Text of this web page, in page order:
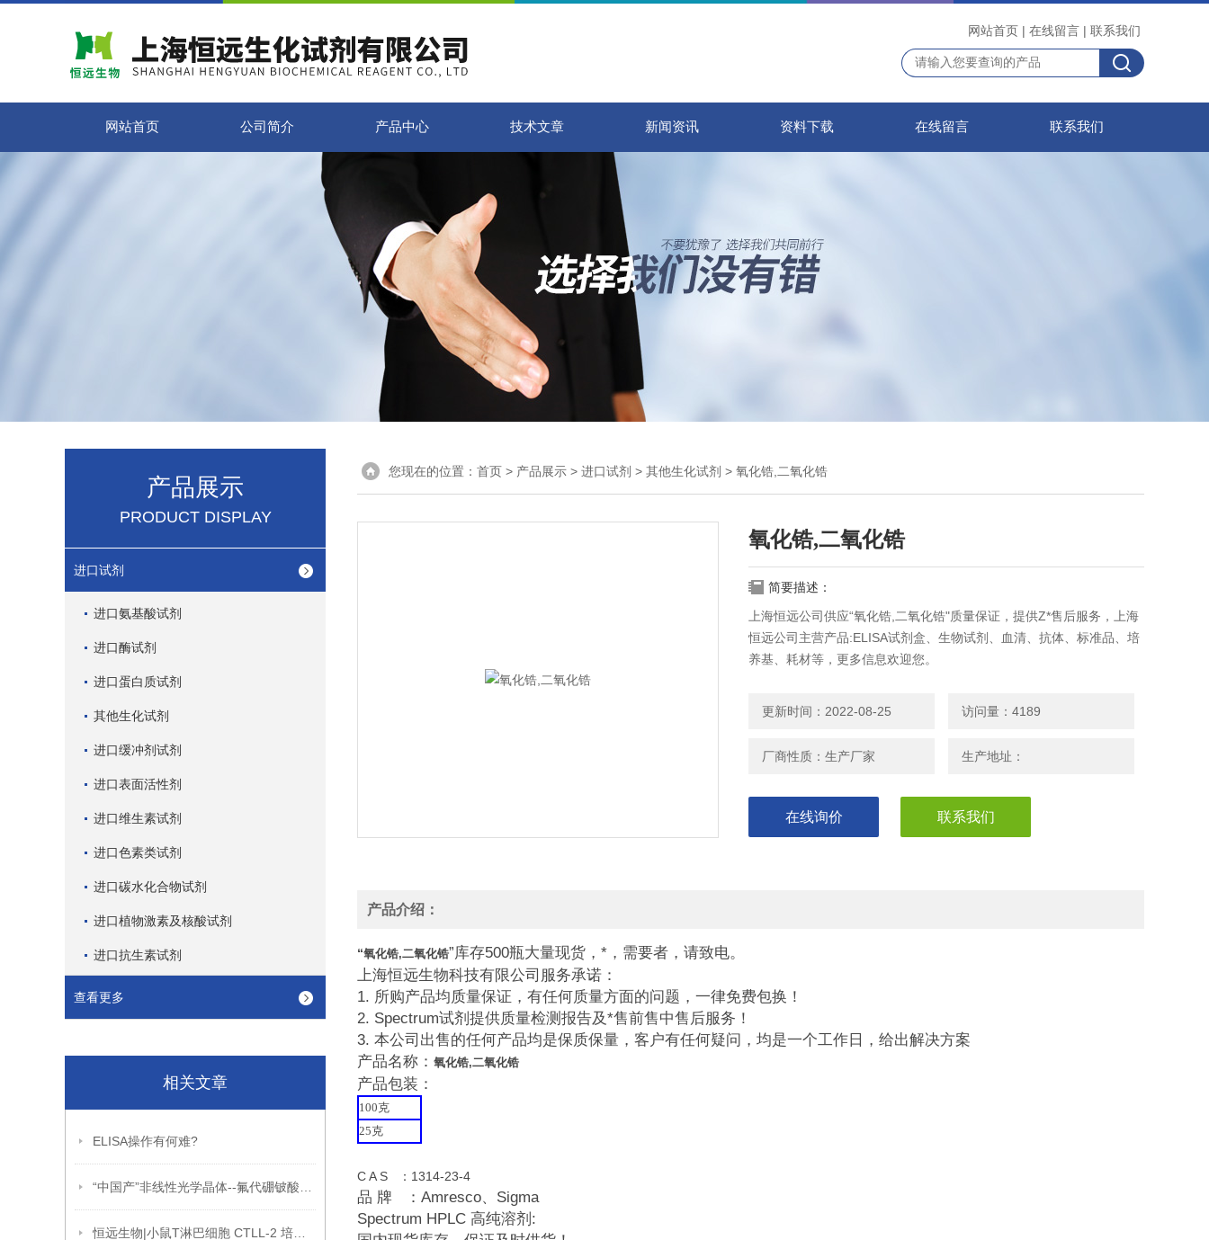
网站首页 | 在线留言 | 联系我们
网站首页 公司简介 产品中心 技术文章 新闻资讯 资料下载 在线留言 联系我们
产品展示
PRODUCT DISPLAY
进口试剂
进口氨基酸试剂
进口酶试剂
进口蛋白质试剂
其他生化试剂
进口缓冲剂试剂
进口表面活性剂
进口维生素试剂
进口色素类试剂
进口碳水化合物试剂
进口植物激素及核酸试剂
进口抗生素试剂
查看更多
相关文章
ELISA操作有何难?
您现在的位置： 首页 > 产品展示 > 进口试剂 > 其他生化试剂 > 氧化锆,二氧化锆
氧化锆,二氧化锆
简要描述：
上海恒远公司供应“氧化锆,二氧化锆"质量保证，提供Z*售后服务，上海
恒远公司主营产品:ELISA试剂盒、生物试剂、血清、抗体、标准品、培
养基、耗材等，更多信息欢迎您。
更新时间：2022-08-25 访问量：4189
厂商性质：生产厂家 生产地址：
在线询价 联系我们
产品介绍：
“氧化锆,二氧化锆”库存500瓶大量现货，*，需要者，请致电。
上海恒远生物科技有限公司服务承诺：
1. 所购产品均质量保证，有任何质量方面的问题，一律免费包换！
2. Spectrum试剂提供质量检测报告及*售前售中售后服务！
3. 本公司出售的任何产品均是保质保量，客户有任何疑问，均是一个工作日，给出解决方案
产品名称： 氧化锆,二氧化锆
产品包装：
100克
25克
C A S ：1314-23-4
品 牌 ：Amresco、Sigma
Spectrum HPLC 高纯溶剂: